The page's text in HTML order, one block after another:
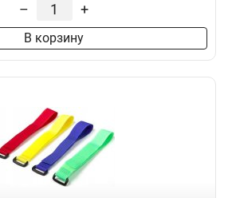
– +
В корзину